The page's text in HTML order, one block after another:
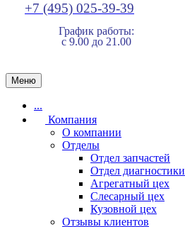
+7 (495) 025-39-39
График работы:
с 9.00 до 21.00
Меню
...
Компания
О компании
Отделы
Отдел запчастей
Отдел диагностики
Агрегатный цех
Слесарный цех
Кузовной цех
Отзывы клиентов